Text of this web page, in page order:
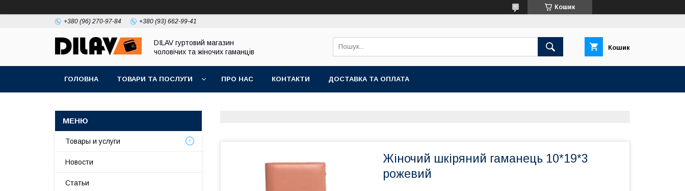
Кошик
+380 (96) 270-97-84 +380 (93) 662-99-41
DILAV гуртовий магазин
чоловічих та жіночих гаманців
Кошик
ГОЛОВНА ТОВАРИ ТА ПОСЛУГИ ПРО НАС КОНТАКТИ ДОСТАВКА ТА ОПЛАТА
Жіночий шкіряний гаманець 10*19*3
рожевий
Товары и услуги
Новости
Статьи